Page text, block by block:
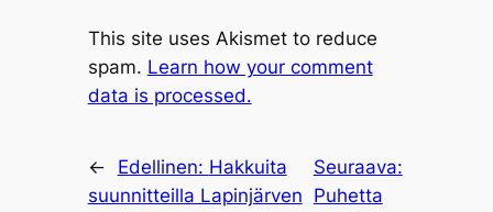
This site uses Akismet to reduce
spam. Learn how your comment
data is processed.
← Edellinen: Hakkuita
suunnitteilla Lapinjärven
Seuraava:
Puhetta